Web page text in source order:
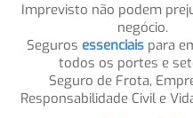
Imprevisto não podem
negócio.
Seguros essenciais para
todos os portes e
Seguro de Frota,
Responsabilidade Civil e